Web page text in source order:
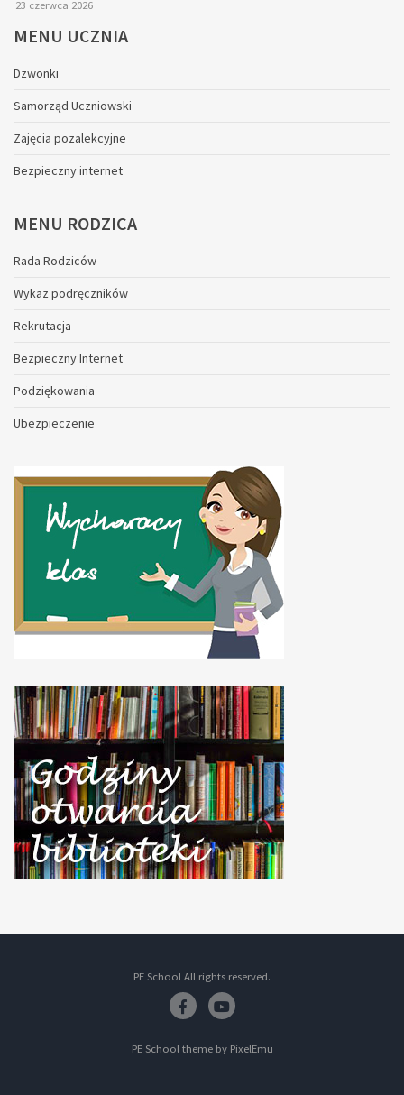
23 czerwca 2026
MENU UCZNIA
Dzwonki
Samorząd Uczniowski
Zajęcia pozalekcyjne
Bezpieczny internet
MENU RODZICA
Rada Rodziców
Wykaz podręczników
Rekrutacja
Bezpieczny Internet
Podziękowania
Ubezpieczenie
PE School All rights reserved.
PE School theme by PixelEmu